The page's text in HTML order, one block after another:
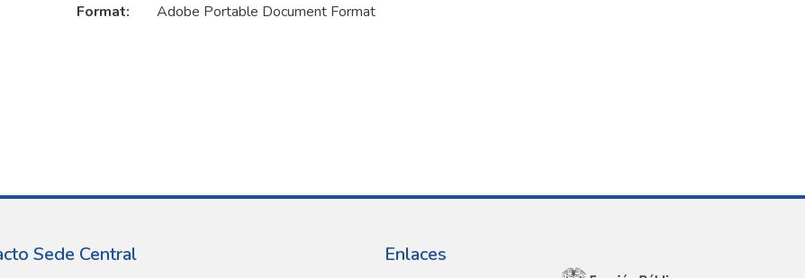
Format:
Adobe Portable Document Format
Sede Central Enlaces